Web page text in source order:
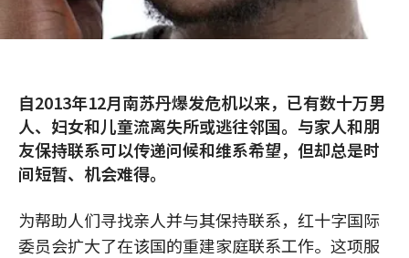
自2013年12月南苏丹爆发危机以来，已有数十万男
人、妇女和儿童流离失所或逃往邻国。与家人和朋
友保持联系可以传递问候和维系希望，但却总是时
间短暂、机会难得。
为帮助人们寻找亲人并与其保持联系，红十字国际
委员会扩大了在该国的重建家庭联系工作。这项服